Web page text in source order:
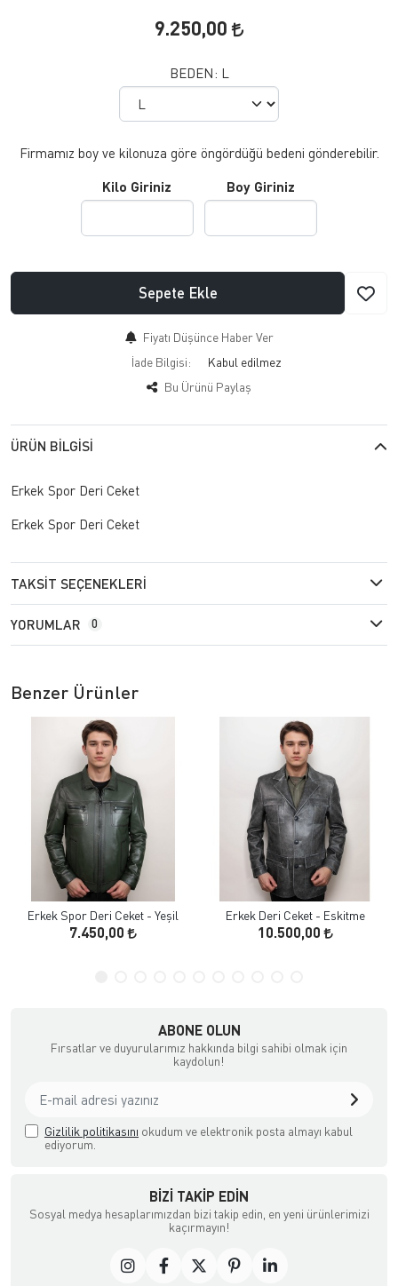
9.250,00
BEDEN: L
Firmamız boy ve kilonuza göre öngördüğü bedeni gönderebilir.
Kilo Giriniz Boy Giriniz
Sepete Ekle
Fiyatı Düşünce Haber Ver
İade Bilgisi:
Bu Ürünü Paylaş
ÜRÜN BILGISI
Erkek Spor Deri Ceket
Erkek Spor Deri Ceket
TAKSIT SEÇENEKLERI
YORUMLAR 0
Benzer Ürünler
Erkek Spor Deri Ceket - Yeşil
7.450,00
Erkek Deri Ceket - Eskitme
10.500,00
ABONE OLUN
Fırsatlar ve duyurularımız hakkında bilgi sahibi olmak için
kaydolun!
Gizlilik politikasını okudum ve elektronik posta almayı kabul
ediyorum.
BIZI TAKIP EDIN
Sosyal medya hesaplarımızdan bizi takip edin, en yeni ürünlerimizi
kaçırmayın!